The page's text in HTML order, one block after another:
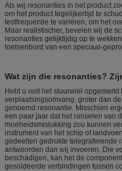
Als wij resonanties in het product
om het product tegelijkertijd te
testfrequentie te variëren, om het
Maar realistischer, bevelen wij de
resonanties gelijktijdig op te
toetsenbord van een speciaal-
Wat zijn die resonanties?
Hebt u ooit het stuurwiel
verplaatsingsomvang, groter dan
genoemd resonantie. Misschien
een paar jaar dat het ranselen van
moeheidsmislukking zou kunnen
instrument van het schip of
gedeelten gedrukte telegraferende
antwoorden dan wij invoeren. Die
beschadigen, kan het de
gesoldeerde verbindingen tussen